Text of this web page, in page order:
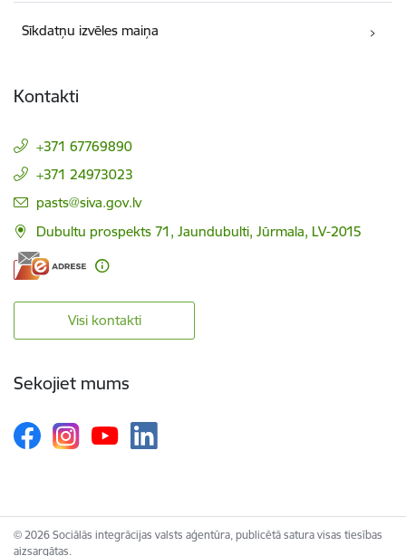
Sīkdatņu izvēles maiņa
Kontakti
+371 67769890
+371 24973023
E-pasts:
pasts@siva.gov.lv
Dubultu prospekts 71, Jaundubulti, Jūrmala, LV-2015
Visi kontakti
Sekojiet mums
© 2026 Sociālās integrācijas valsts aģentūra, publicētā satura visas tiesības
aizsargātas.